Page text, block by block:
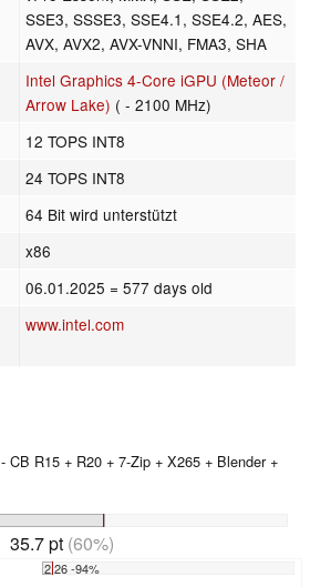
SSE3, SSSE3, SSE4.1, SSE4.2, AES,
AVX, AVX2, AVX-VNNI, FMA3, SHA
Intel Graphics 4-Core iGPU (Meteor /
Arrow Lake) ( - 2100 MHz)
12 TOPS INT8
24 TOPS INT8
64 Bit wird unterstützt
x86
06.01.2025 = 577 days old
www.intel.com
- CB R15 + R20 + 7-Zip + X265 + Blender +
35.7 pt (60%)
2.26 -94%